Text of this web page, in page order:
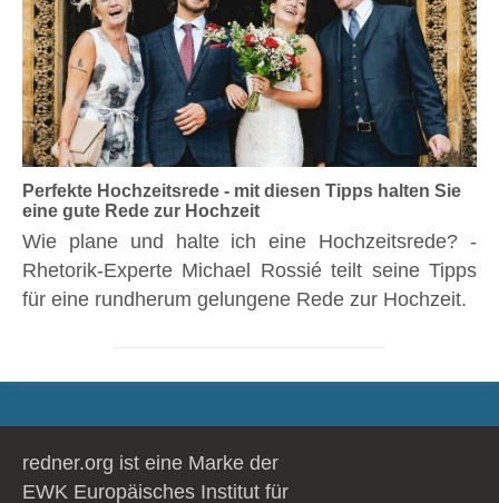
Perfekte Hochzeitsrede - mit diesen Tipps halten Sie
eine gute Rede zur Hochzeit
Wie plane und halte ich eine Hochzeitsrede? -
Rhetorik-Experte Michael Rossié teilt seine Tipps
für eine rundherum gelungene Rede zur Hochzeit.
redner.org ist eine Marke der
EWK Europäisches Institut für